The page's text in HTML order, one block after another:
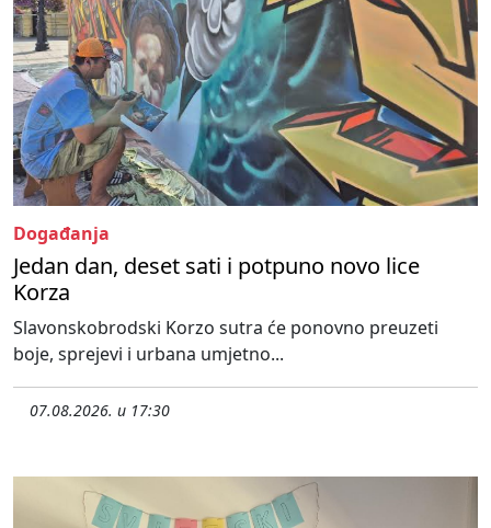
Događanja
Jedan dan, deset sati i potpuno novo lice
Korza
Slavonskobrodski Korzo sutra će ponovno preuzeti
boje, sprejevi i urbana umjetno...
07.08.2026. u 17:30